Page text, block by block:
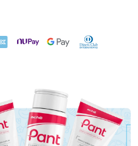
NuPay Google PayDiners Club